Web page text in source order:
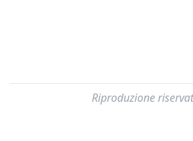
Riproduzione